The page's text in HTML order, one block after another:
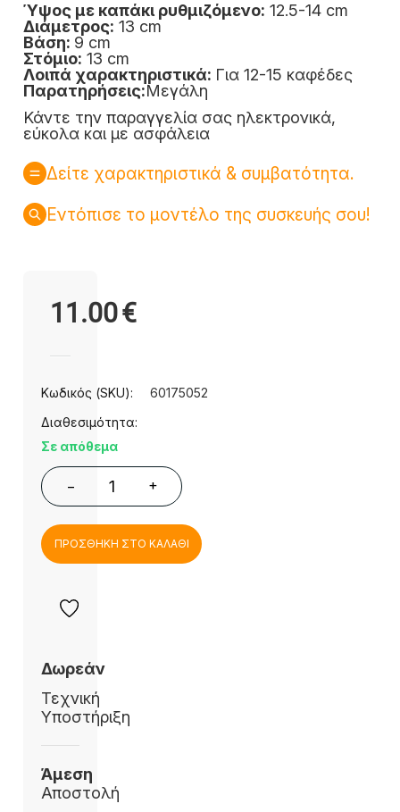
Ύψος με καπάκι ρυθμιζόμενο: 12.5-14 cm
Διάμετρος: 13 cm
Βάση: 9 cm
Στόμιο: 13 cm
Λοιπά χαρακτηριστικά: Για 12-15 καφέδες
Παρατηρήσεις:Μεγάλη
Κάντε την παραγγελία σας ηλεκτρονικά,
εύκολα και με ασφάλεια
Δείτε χαρακτηριστικά & συμβατότητα.
Εντόπισε το μοντέλο της συσκευής σου!
11.00€
Κωδικός (SKU):
60175052
Διαθεσιμότητα:
Σε απόθεμα
− +
ΠΡΟΣΘΗΚΗ ΣΤΟ ΚΑΛΑΘΙ
Δωρεάν
Τεχνική
Υποστήριξη
Άμεση
Αποστολή